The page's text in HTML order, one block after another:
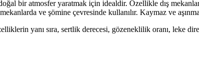
bir atmosfer yaratmak için idealdir. Özellikle dış
ve şömine çevresinde kullanılır. Kaymaz ve
yanı sıra, sertlik derecesi, gözeneklilik oranı, leke